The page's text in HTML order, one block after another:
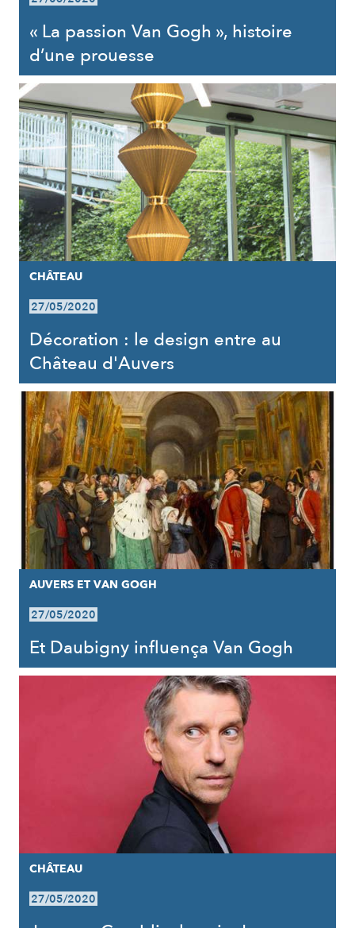
« La passion Van Gogh », histoire
d’une prouesse
CHÂTEAU
27/05/2020
Décoration : le design entre au
Château d'Auvers
AUVERS ET VAN GOGH
27/05/2020
Et Daubigny influença Van Gogh
CHÂTEAU
27/05/2020